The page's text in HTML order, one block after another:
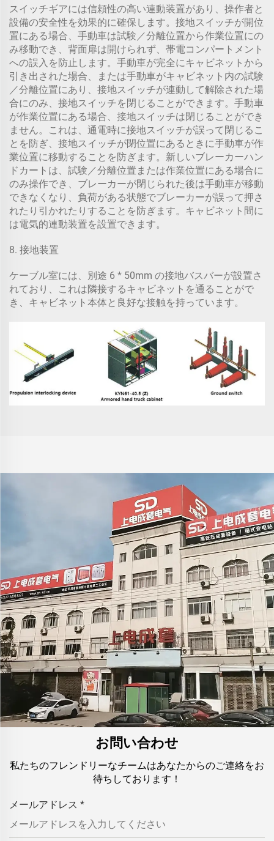
スイッチギアには信頼性の高い連動装置があり、操作者と
設備の安全性を効果的に確保します。接地スイッチが開位
置にある場合、手動車は試験／分離位置から作業位置にの
み移動でき、背面扉は開けられず、帯電コンパートメント
への誤入を防止します。手動車が完全にキャビネットから
引き出された場合、または手動車がキャビネット内の試験
／分離位置にあり、接地スイッチが連動して解除された場
合にのみ、接地スイッチを閉じることができます。手動車
が作業位置にある場合、接地スイッチは閉じることができ
ません。これは、通電時に接地スイッチが誤って閉じるこ
とを防ぎ、接地スイッチが閉位置にあるときに手動車が作
業位置に移動することを防ぎます。新しいブレーカーハン
ドカートは、試験／分離位置または作業位置にある場合に
のみ操作でき、ブレーカーが閉じられた後は手動車が移動
できなくなり、負荷がある状態でブレーカーが誤って押さ
れたり引かれたりすることを防ぎます。キャビネット間に
は電気的連動装置を設置できます。
8. 接地装置
ケーブル室には、別途 6 * 50mm の接地バスバーが設置さ
れており、これは隣接するキャビネットを通ることがで
き、キャビネット本体と良好な接触を持っています。
お問い合わせ
私たちのフレンドリーなチームはあなたからのご連絡をお
待ちしております！
メールアドレス *